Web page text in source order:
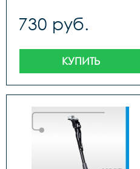
730 руб.
КУПИТЬ